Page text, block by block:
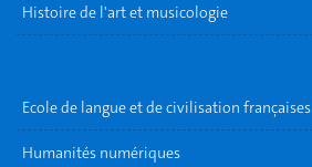
Histoire de l'art et musicologie
Ecole de langue et de civilisation françaises
Humanités numériques